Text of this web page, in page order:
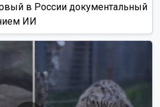
в России документальный
ИИ